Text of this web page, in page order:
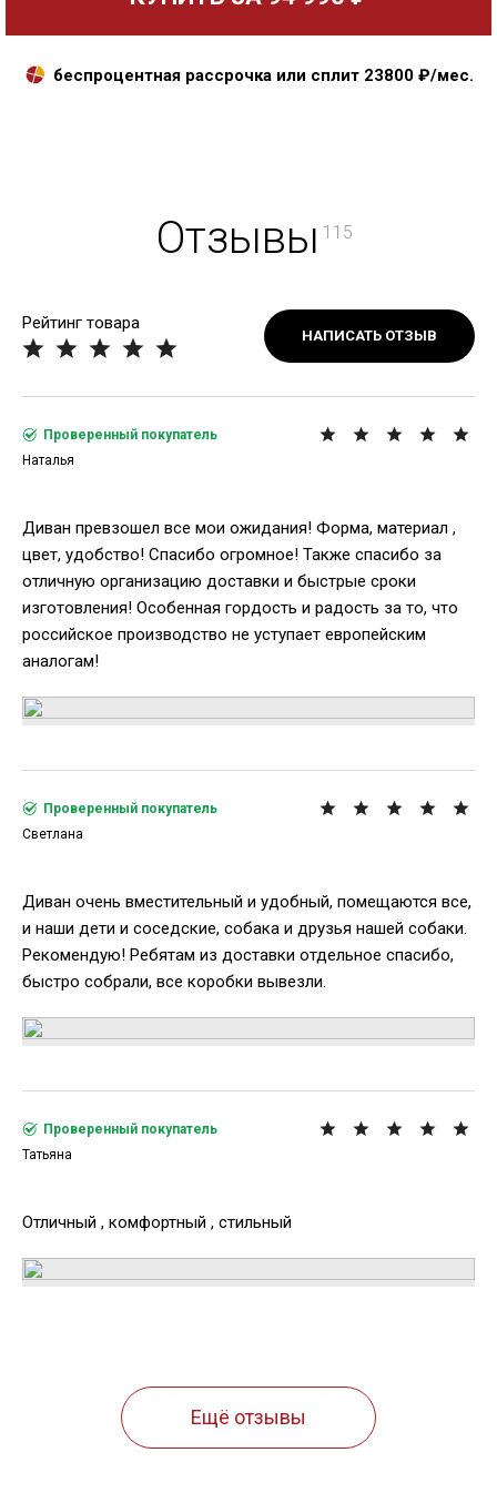
беспроцентная рассрочка или сплит 23800₽/мес.
Отзывы 115
Рейтинг товара
НАПИСАТЬ ОТЗЫВ
Диван превзошел все мои ожидания! Форма, материал ,
цвет, удобство! Спасибо огромное! Также спасибо за
отличную организацию доставки и быстрые сроки
изготовления! Особенная гордость и радость за то, что
российское производство не уступает европейским
аналогам!
Проверенный покупатель
Наталья
Диван очень вместительный и удобный, помещаются все,
и наши дети и соседские, собака и друзья нашей собаки.
Рекомендую! Ребятам из доставки отдельное спасибо,
быстро собрали, все коробки вывезли.
Проверенный покупатель
Светлана
Отличный , комфортный , стильный
Проверенный покупатель
Татьяна
Ещё отзывы